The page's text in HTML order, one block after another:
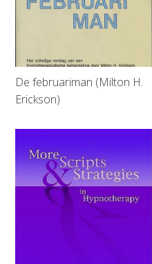
De februariman (Milton H.
Erickson)